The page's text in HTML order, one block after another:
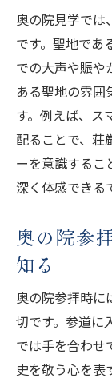
奥の院見学では
です。聖地であ
での大声や賑や
ある聖地の雰囲
す。例えば、ス
配ることで、荘
ーを意識するこ
深く体感できる
奥の院参
知る
奥の院参拝時に
切です。参道に
では手を合わせ
史を敬う心を表